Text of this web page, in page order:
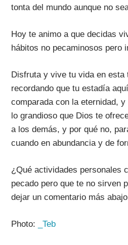
tonta del mundo aunque no
Hoy te animo a que decidas
hábitos no pecaminosos pero
Disfruta y vive tu vida en esta
recordando que tu estadía
comparada con la eternidad,
lo grandioso que Dios te
a los demás, y por qué no,
cuando en abundancia y de
¿Qué actividades personales
pecado pero que te no sirven
dejar un comentario más
Photo: _Teb